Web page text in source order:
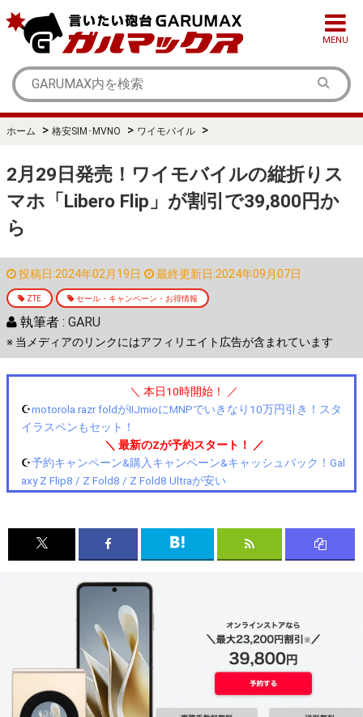
MENU
ホーム > 格安SIM･MVNO > ワイモバイル >
2月29日発売！ワイモバイルの縦折りス
マホ「Libero Flip」が割引で39,800円か
ら
投稿日:2024年02月19日 最終更新日:2024年09月07日
ZTE セール・キャンペーン・お得情報
執筆者 : GARU
※ 当メディアのリンクにはアフィリエイト広告が含まれています
＼ 本日10時開始！ ／
☪️motorola razr foldがIIJmioにMNPでいきなり10万円引き！スタ
イラスペンもセット！
＼ 最新のZが予約スタート！ ／
☪️予約キャンペーン&購入キャンペーン&キャッシュバック！Gal
axy Z Flip8 / Z Fold8 / Z Fold8 Ultraが安い